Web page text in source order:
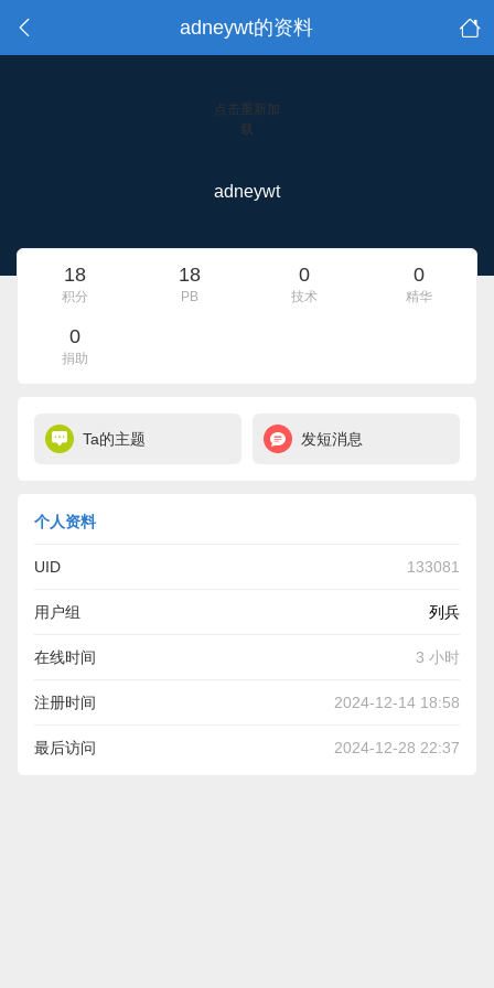
adneywt的资料
点击重新加
载
adneywt
18
积分
18
PB
0
技术
0
精华
0
捐助
Ta的主题 发短消息
个人资料
UID 133081
用户组 列兵
在线时间 3 小时
注册时间 2024-12-14 18:58
最后访问 2024-12-28 22:37